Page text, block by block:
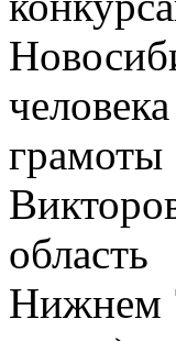
Нижнем